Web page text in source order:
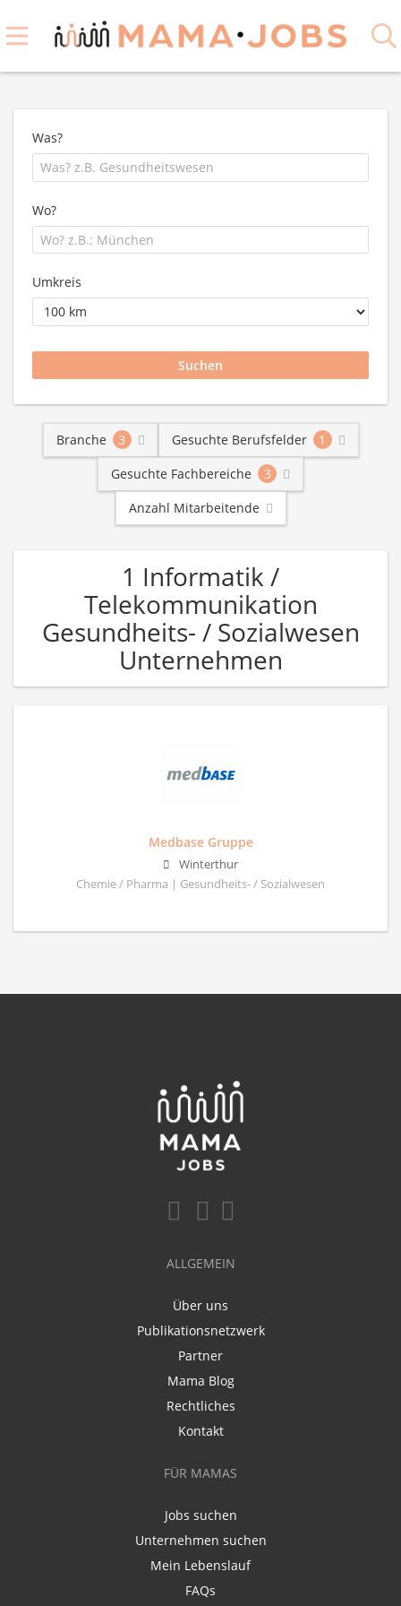
Was?
Wo?
Umkreis
Branche 3 Gesuchte Berufsfelder
1
Gesuchte Fachbereiche
3
Anzahl Mitarbeitende
1 Informatik /
Telekommunikation
Gesundheits- / Sozialwesen
Unternehmen
Medbase Gruppe
Winterthur
Chemie / Pharma | Gesundheits- / Sozialwesen
ALLGEMEIN
Über uns
Publikationsnetzwerk
Partner
Mama Blog
Rechtliches
Kontakt
FÜR MAMAS
Jobs suchen
Unternehmen suchen
Mein Lebenslauf
FAQs